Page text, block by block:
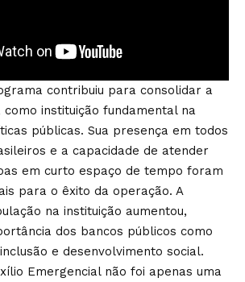
contribuiu para consolidar a
como instituição fundamental na
públicas. Sua presença em todos
e a capacidade de atender
em curto espaço de tempo foram
para o êxito da operação. A
na instituição aumentou,
dos bancos públicos como
e desenvolvimento social.
Emergencial não foi apenas uma